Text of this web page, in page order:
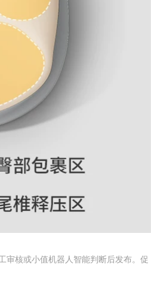
审核或小值机器人智能判断后发布。促